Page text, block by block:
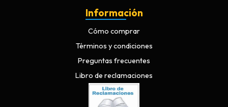
Información
Cómo comprar
Términos y condiciones
Preguntas frecuentes
Libro de reclamaciones